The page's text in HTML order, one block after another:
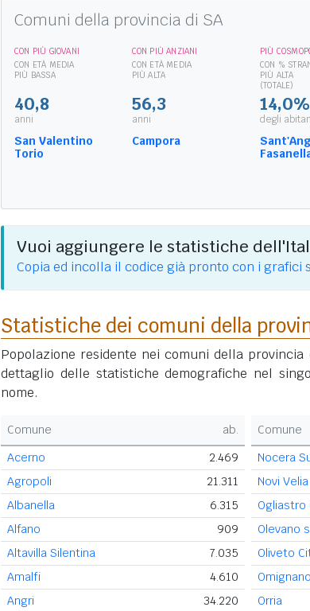
Comuni della provincia di SA
CON PIÙ GIOVANI
CON ETÀ MEDIA
PIÙ BASSA
40,8
anni
San Valentino
Torio
CON PIÙ ANZIANI
CON ETÀ MEDIA
PIÙ ALTA
56,3
anni
Campora
PIÙ
CON %
PIÙ ALTA
(TOTALE)
14,0%
degli
Vuoi aggiungere le statistiche
Copia ed incolla il codice già pronto con i grafici
Statistiche dei comuni della
Popolazione residente nei comuni della provincia
dettaglio delle statistiche demografiche nel
nome.
Comune
ab.
Acerno
2.469
Agropoli
21.311
Albanella
6.315
Alfano
909
Altavilla Silentina
7.035
Amalfi
4.610
Angri
34.220
Comune
Nocera
Novi Velia
Ogliastro
Olevano
Oliveto
Omignano
Orria